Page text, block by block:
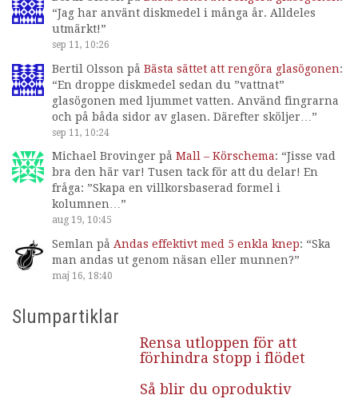
“Jag har använt diskmedel i många år. Alldeles
utmärkt!”
sep 11, 10:26
Bertil Olsson på Bästa sättet att rengöra glasögonen:
“En droppe diskmedel sedan du ”vattnat”
glasögonen med ljummet vatten. Använd fingrarna
och på båda sidor av glasen. Därefter sköljer… ”
sep 11, 10:24
Michael Brovinger på Mall – Körschema: “Jisse vad
bra den här var! Tusen tack för att du delar! En
fråga: ”Skapa en villkorsbaserad formel i
kolumnen…”
aug 19, 10:45
Semlan på Andas effektivt med 5 enkla knep: “Ska
man andas ut genom näsan eller munnen?”
maj 16, 18:40
Slumpartiklar
Rensa utloppen för att
förhindra stopp i flödet
Så blir du oproduktiv